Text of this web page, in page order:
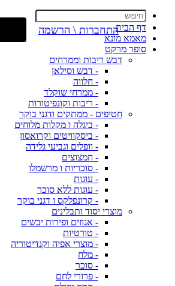
דף הבית
מאמא מונא
סופר מרקט
דבש ריבות וממרחים
- דבש וסילאן
- חלווה
- ממרחי שוקלד
- ריבות וקונפיטורות
חטיפים - ממתקים ודגני בוקר
- ביגלה ו מקלות מלוחים
- ביסקוויטים וקרואסון
- וופלים וגביעי גלידה
- חמצוצים
- סוכריות ו מרשמלו
- עוגות
- עוגות ללא סוכר
- קרונפלקס ו דגני בוקר
מוצרי יסוד ותבלינים
- אגוזים ופירות יבשים
- טורטיות
- מוצרי אפיה וקנדיטוריה
- מלח
- סוכר
- פרורי לחם
התחברות \ הרשמה